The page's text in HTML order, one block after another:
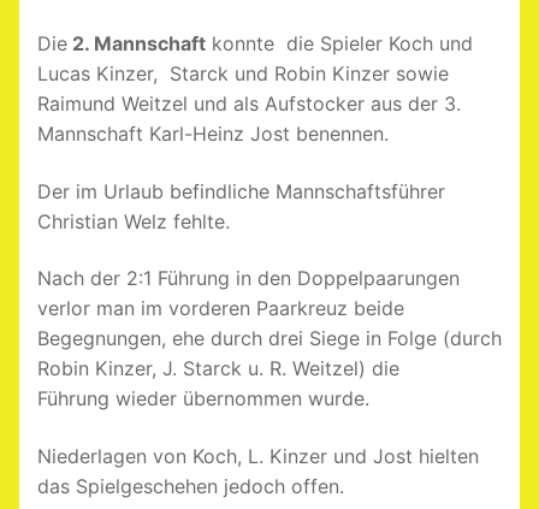
Die 2. Mannschaft konnte die Spieler Koch und
Lucas Kinzer, Starck und Robin Kinzer sowie
Raimund Weitzel und als Aufstocker aus der 3.
Mannschaft Karl-Heinz Jost benennen.
Der im Urlaub befindliche Mannschaftsführer
Christian Welz fehlte.
Nach der 2:1 Führung in den Doppelpaarungen
verlor man im vorderen Paarkreuz beide
Begegnungen, ehe durch drei Siege in Folge (durch
Robin Kinzer, J. Starck u. R. Weitzel) die
Führung wieder übernommen wurde.
Niederlagen von Koch, L. Kinzer und Jost hielten
das Spielgeschehen jedoch offen.